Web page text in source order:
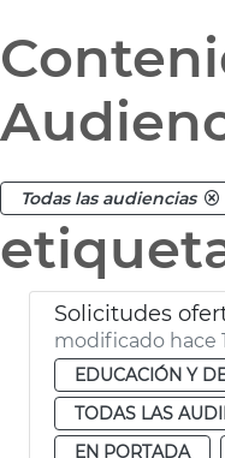
Todas las audiencias
modificado hace
EDUCACIÓN Y
TODAS LAS
EN PORTADA